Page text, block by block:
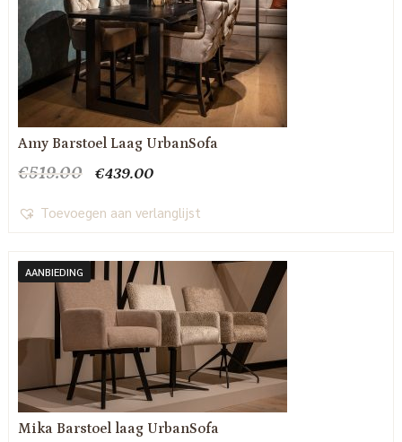
Amy Barstoel Laag UrbanSofa
€519.00
Oorspronkelijke
was:
€439.00Huidige
is:
Toevoegen aan verlanglijst
AANBIEDING
Mika Barstoel laag UrbanSofa